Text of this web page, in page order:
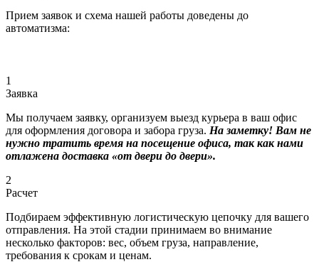
Прием заявок и схема нашей работы доведены до
автоматизма:
1
Заявка
Мы получаем заявку, организуем выезд курьера в ваш офис
для оформления договора и забора груза. На заметку! Вам не
нужно тратить время на посещение офиса, так как нами
отлажена доставка «от двери до двери».
2
Расчет
Подбираем эффективную логистическую цепочку для вашего
отправления. На этой стадии принимаем во внимание
несколько факторов: вес, объем груза, направление,
требования к срокам и ценам.